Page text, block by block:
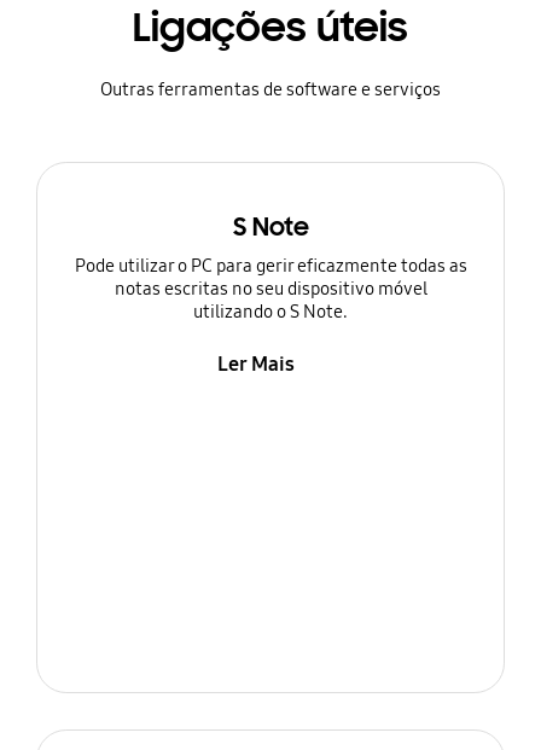
Ligações úteis
Outras ferramentas de software e serviços
S Note
Pode utilizar o PC para gerir eficazmente todas as
notas escritas no seu dispositivo móvel
utilizando o S Note.
Ler Mais